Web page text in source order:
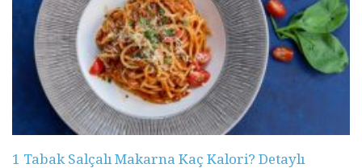
1 Tabak Salçalı Makarna Kaç Kalori? Detaylı